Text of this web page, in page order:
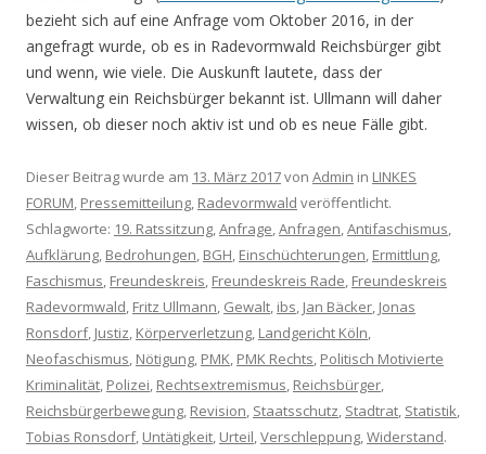
bezieht sich auf eine Anfrage vom Oktober 2016, in der
angefragt wurde, ob es in Radevormwald Reichsbürger gibt
und wenn, wie viele. Die Auskunft lautete, dass der
Verwaltung ein Reichsbürger bekannt ist. Ullmann will daher
wissen, ob dieser noch aktiv ist und ob es neue Fälle gibt.
Dieser Beitrag wurde am 13. März 2017von Admin in LINKES
FORUM, Pressemitteilung, Radevormwald veröffentlicht.
Schlagworte: 19. Ratssitzung,Anfrage,Anfragen,Antifaschismus,
Aufklärung, Bedrohungen, BGH, Einschüchterungen, Ermittlung,
Faschismus, Freundeskreis, Freundeskreis Rade, Freundeskreis
Radevormwald, Fritz Ullmann, Gewalt, ibs, Jan Bäcker, Jonas
Ronsdorf, Justiz, Körperverletzung, Landgericht Köln,
Neofaschismus, Nötigung, PMK, PMK Rechts, Politisch Motivierte
Kriminalität, Polizei, Rechtsextremismus, Reichsbürger,
Reichsbürgerbewegung, Revision, Staatsschutz, Stadtrat, Statistik,
Tobias Ronsdorf, Untätigkeit, Urteil,Verschleppung,Widerstand.